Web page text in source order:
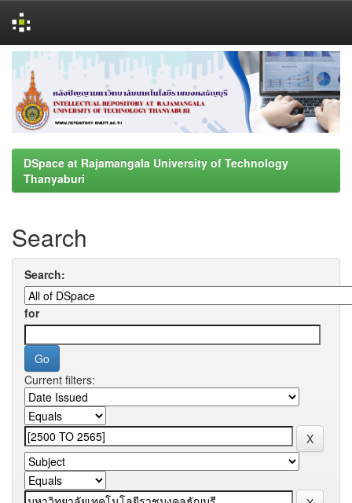
navigation
DSpace at Rajamangala University of Technology
Thanyaburi
Search
Search:
for
Current filters: